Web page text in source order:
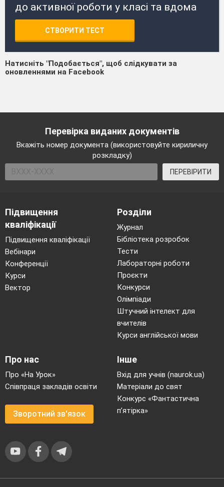
до активної роботи у класі та вдома
СТВОРИТИ ТЕСТ
Натисніть "Подобається", щоб слідкувати за
оновленнями на Facebook
Перевірка виданих документів
Вкажіть номер документа (використовуйте кириличну
розкладку)
ПЕРЕВІРИТИ
Підвищення
кваліфікації
Підвищення кваліфікації
Вебінари
Конференції
Курси
Вектор
Розділи
Журнал
Бібліотека розробок
Тести
Лабораторні роботи
Проєкти
Конкурси
Олімпіади
Штучний інтелект для
вчителів
Курси англійської мови
Про нас
Про «На Урок»
Співпраця закладів освіти
Зворотний зв'язок
Інше
Вхід для учнів (naurok.ua)
Матеріали до свят
Конкурс «Фантастична
п’ятірка»